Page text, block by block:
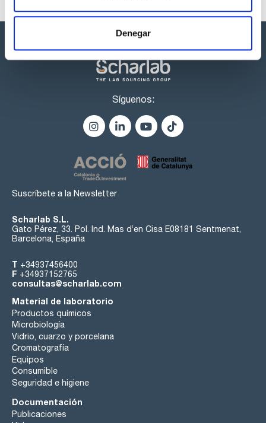
Denegar
Síguenos:
Suscríbete a la Newsletter
Scharlab S.L.
Gato Pérez, 33. Pol. Ind. Mas d’en Cisa E08181 Sentmenat,
Barcelona, España
T +34937456400
F +34937152765
consultas@scharlab.com
Material de laboratorio
Productos químicos
Microbiología
Vidrio, cuarzo y porcelana
Cromatografía
Equipos
Consumible
Seguridad e higiene
Documentación
Publicaciones